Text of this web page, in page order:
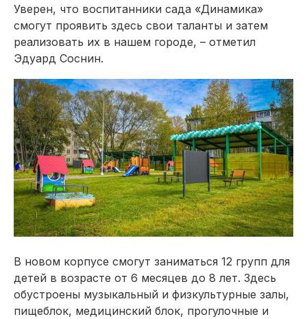
Уверен, что воспитанники сада «Динамика»
смогут проявить здесь свои таланты и затем
реализовать их в нашем городе, – отметил
Эдуард Соснин.
В новом корпусе смогут заниматься 12 групп для
детей в возрасте от 6 месяцев до 8 лет. Здесь
обустроены музыкальный и физкультурные залы,
пищеблок, медицинский блок, прогулочные и